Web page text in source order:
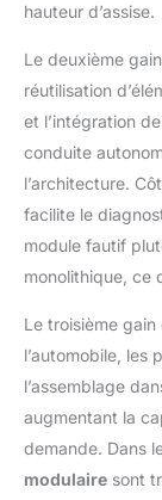
hauteur d’assise.
Le deuxième
réutilisation
et l’intégration
conduite
l’architecture.
facilite le
module fautif
monolithique, ce
Le troisième
l’automobile, les
l’assemblage
augmentant la
demande. Dans
modulaire sont